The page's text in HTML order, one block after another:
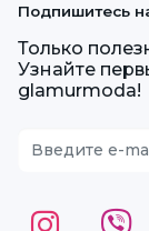
Подпишитесь
Только
Узнайте
glamurmoda!